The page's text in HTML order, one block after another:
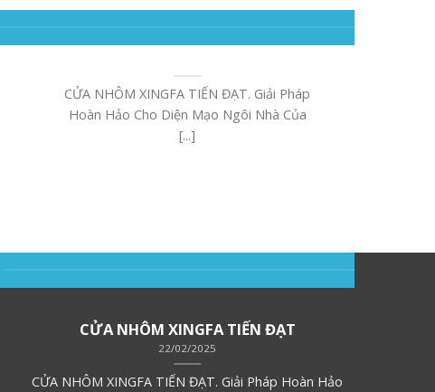
CỬA NHÔM XINGFA TIẾN ĐẠT
CỬA NHÔM XINGFA TIẾN ĐẠT. Giải Pháp
Hoàn Hảo Cho Diện Mạo Ngôi Nhà Của
[...]
CỬA NHÔM XINGFA TIẾN ĐẠT
22/02/2025
CỬA NHÔM XINGFA TIẾN ĐẠT. Giải Pháp Hoàn Hảo